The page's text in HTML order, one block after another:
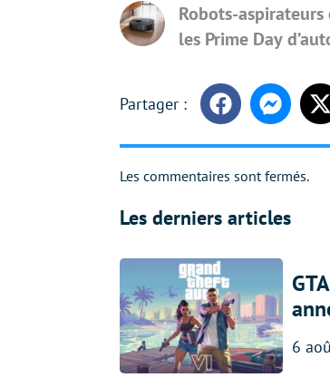
Robots-
les Prime Day
FacebookMessenger
Les commentaires sont fermés.
Les derniers articles
6